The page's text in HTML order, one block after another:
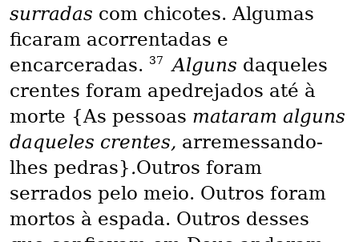
surradas com chicotes. Algumas
ficaram acorrentadas e
encarceradas. 37 Alguns daqueles
crentes foram apedrejados até à
morte {As pessoas mataram alguns
daqueles crentes, arremessando-
lhes pedras}.Outros foram
serrados pelo meio. Outros foram
mortos à espada. Outros desses